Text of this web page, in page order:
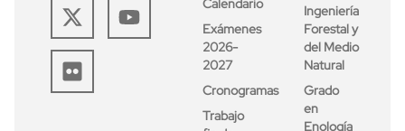
Exámenes
2026-
2027
Cronogramas
Trabajo
Ingeniería
Forestal y
del Medio
Natural
Grado
en
Enología